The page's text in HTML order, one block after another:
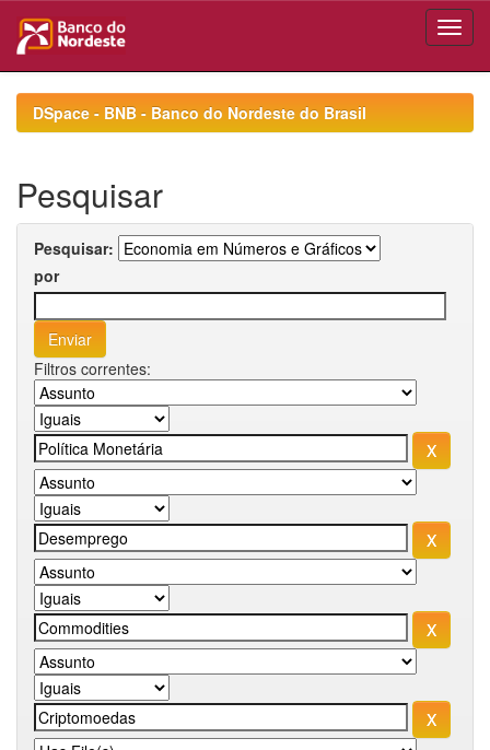
navigationDSpace - BNB - Banco do Nordeste do Brasil
Pesquisar
Pesquisar:
por
Filtros correntes: